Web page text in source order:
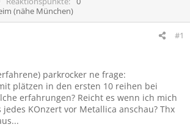
(nähe München)
#1
parkrocker ne frage:
plätzen in den ersten 10 reihen bei
erfahrungen? Reicht es wenn ich mich
jedes KOnzert vor Metallica anschau? Thx